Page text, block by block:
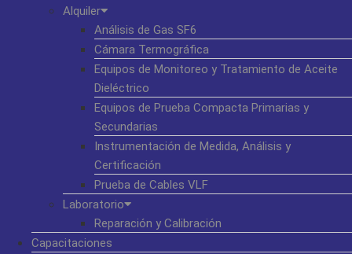
Alquiler
Análisis de Gas SF6
Cámara Termográfica
Equipos de Monitoreo y Tratamiento de Aceite
Dieléctrico
Equipos de Prueba Compacta Primarias y
Secundarias
Instrumentación de Medida, Análisis y
Certificación
Prueba de Cables VLF
Laboratorio
Reparación y Calibración
Capacitaciones